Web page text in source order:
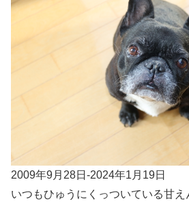
2009年9月28日-2024年1月19日
いつもひゅうにくっついている甘